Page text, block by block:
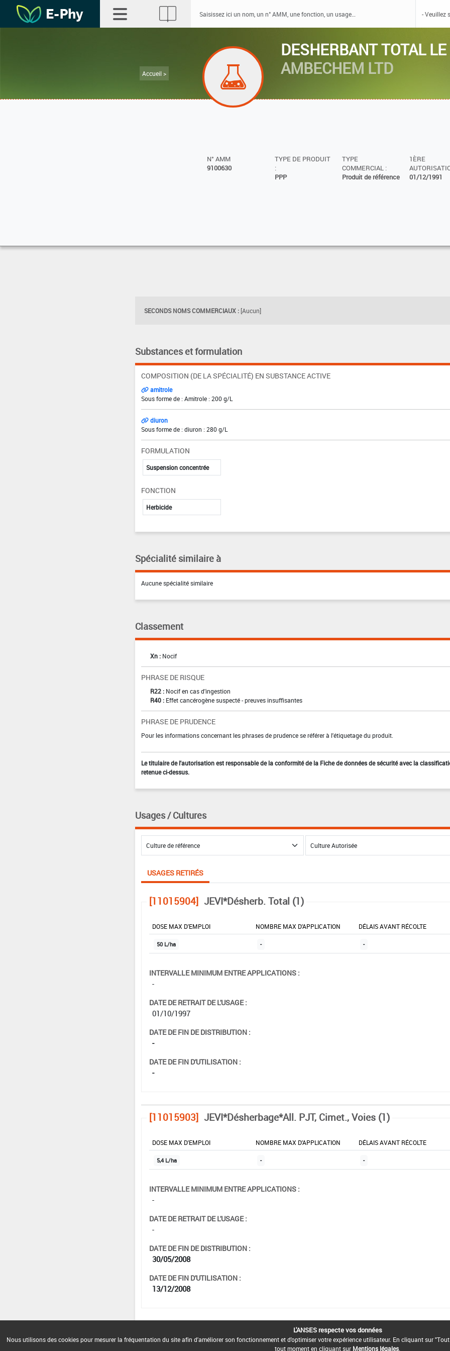
Accueil >
DESHERBANT TOTAL
AMBECHEM LTD
N° AMM
9100630
TYPE DE PRODUIT
:
PPP
TYPE
COMMERCIAL :
Produit de référence
1ÈRE
01/12/1991
SECONDS NOMS COMMERCIAUX : [Aucun]
Substances et formulation
COMPOSITION (DE LA SPÉCIALITÉ) EN SUBSTANCE ACTIVE
amitrole
Sous forme de : Amitrole : 200 g/L
diuron
Sous forme de : diuron : 280 g/L
FORMULATION
Suspension concentrée
FONCTION
Herbicide
Spécialité similaire à
Aucune spécialité similaire
Classement
Xn : Nocif
PHRASE DE RISQUE
R22 : Nocif en cas d'ingestion
R40 : Effet cancérogène suspecté - preuves insuffisantes
PHRASE DE PRUDENCE
Pour les informations concernant les phrases de prudence se référer à l'étiquetage du produit.
Le titulaire de l'autorisation est responsable de la conformité de la Fiche de données de sécurité avec la
retenue ci-dessus.
Usages / Cultures
USAGES RETIRÉS
[11015904] JEVI*Désherb. Total (1)
DOSE MAX D'EMPLOI NOMBRE MAX D'APPLICATION DÉLAIS AVANT RÉCOLTE
50 L/ha - -
INTERVALLE MINIMUM ENTRE APPLICATIONS :
-
DATE DE RETRAIT DE L'USAGE :
01/10/1997
DATE DE FIN DE DISTRIBUTION :
-
DATE DE FIN D'UTILISATION :
-
[11015903] JEVI*Désherbage*All. PJT, Cimet., Voies (1)
DOSE MAX D'EMPLOI NOMBRE MAX D'APPLICATION DÉLAIS AVANT RÉCOLTE
5,4 L/ha - -
INTERVALLE MINIMUM ENTRE APPLICATIONS :
-
DATE DE RETRAIT DE L'USAGE :
-
DATE DE FIN DE DISTRIBUTION :
30/05/2008
DATE DE FIN D'UTILISATION :
13/12/2008
L'ANSES respecte vos données
Nous utilisons des cookies pour mesurer la fréquentation du site afin d'améliorer son fonctionnement et d'optimiser votre expérience utilisateur. En cliquant sur
tout moment en cliquant sur Mentions légales